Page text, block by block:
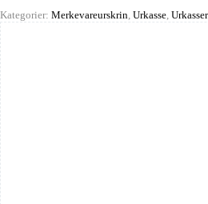
Kategorier: Merkevareurskrin Urkasse